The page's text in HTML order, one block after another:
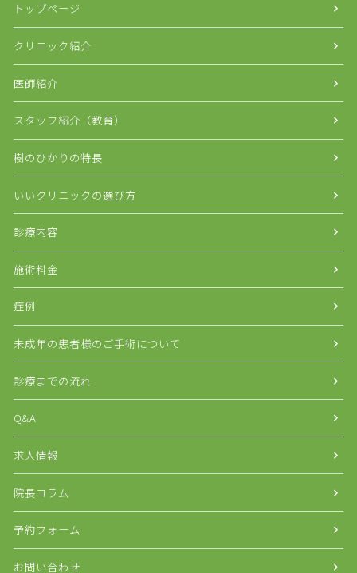
トップページ
クリニック紹介
医師紹介
スタッフ紹介（教育）
樹のひかりの特長
いいクリニックの選び方
診療内容
施術料金
症例
未成年の患者様のご手術について
診療までの流れ
Q&A
求人情報
院長コラム
予約フォーム
お問い合わせ